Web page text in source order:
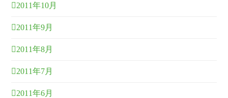
2011年10月
2011年9月
2011年8月
2011年7月
2011年6月